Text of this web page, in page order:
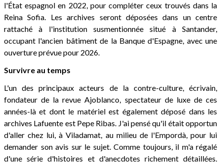
l'État espagnol en 2022, pour compléter ceux trouvés dans la
Reina Sofia. Les archives seront déposées dans un centre
rattaché à l'institution susmentionnée situé à Santander,
occupant l'ancien bâtiment de la Banque d'Espagne, avec une
ouverture prévue pour 2026.
Survivre au temps
L'un des principaux acteurs de la contre-culture, écrivain,
fondateur de la revue Ajoblanco, spectateur de luxe de ces
années-là et dont le matériel est également déposé dans les
archives Lafuente est Pepe Ribas. J'ai pensé qu'il était opportun
d'aller chez lui, à Viladamat, au milieu de l'Empordà, pour lui
demander son avis sur le sujet. Comme toujours, il m'a régalé
d'une série d'histoires et d'anecdotes richement détaillées.